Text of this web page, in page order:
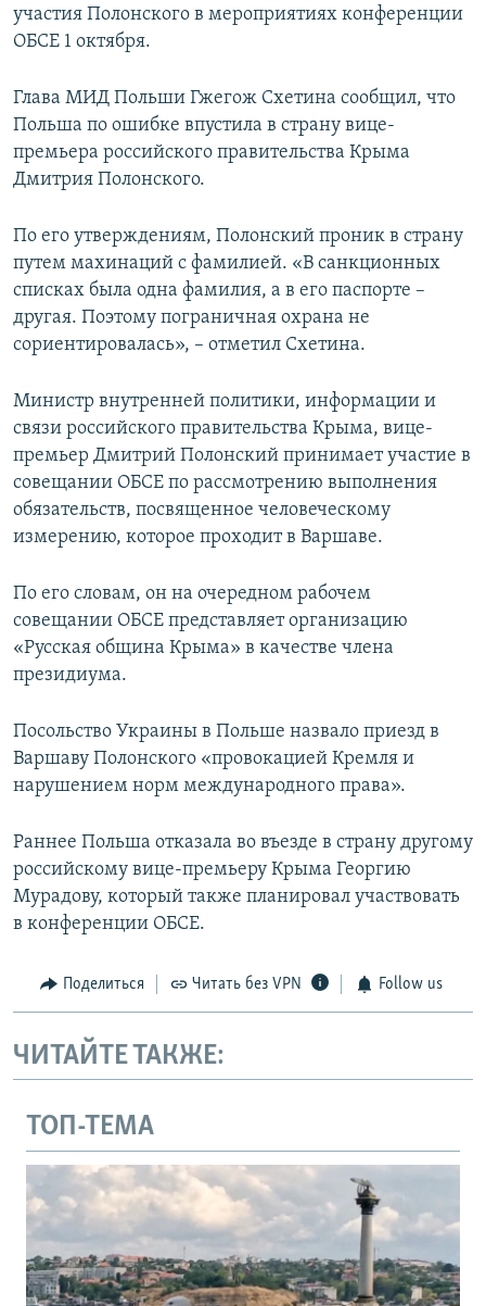
участия Полонского в мероприятиях конференции
ОБСЕ 1 октября.
Глава МИД Польши Гжегож Схетина сообщил, что
Польша по ошибке впустила в страну вице-
премьера российского правительства Крыма
Дмитрия Полонского.
По его утверждениям, Полонский проник в страну
путем махинаций с фамилией. «В санкционных
списках была одна фамилия, а в его паспорте –
другая. Поэтому пограничная охрана не
сориентировалась», – отметил Схетина.
Министр внутренней политики, информации и
связи российского правительства Крыма, вице-
премьер Дмитрий Полонский принимает участие в
совещании ОБСЕ по рассмотрению выполнения
обязательств, посвященное человеческому
измерению, которое проходит в Варшаве.
По его словам, он на очередном рабочем
совещании ОБСЕ представляет организацию
«Русская община Крыма» в качестве члена
президиума.
Посольство Украины в Польше назвало приезд в
Варшаву Полонского «провокацией Кремля и
нарушением норм международного права».
Раннее Польша отказала во въезде в страну другому
российскому вице-премьеру Крыма Георгию
Мурадову, который также планировал участвовать
в конференции ОБСЕ.
Поделиться Читать без VPN Follow us
ЧИТАЙТЕ ТАКЖЕ:
ТОП-ТЕМА